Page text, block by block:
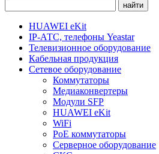
HUAWEI eKit
IP-АТС, телефоны Yeastar
Телевизионное оборудование
Кабельная продукция
Сетевое оборудование
Коммутаторы
Медиаконвертеры
Модули SFP
HUAWEI eKit
WiFi
PoE коммутаторы
Серверное оборудование